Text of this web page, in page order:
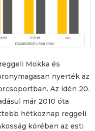
Mokka és
nyerték az
Az idén 20.
már 2010 óta
hétköznap reggeli
körében az esti